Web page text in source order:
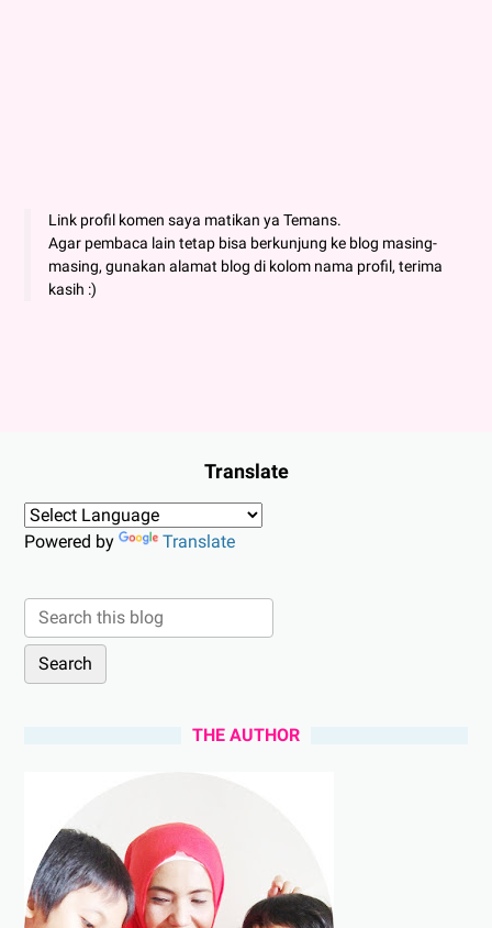
Link profil komen saya matikan ya Temans.
Agar pembaca lain tetap bisa berkunjung ke blog masing-
masing, gunakan alamat blog di kolom nama profil, terima
kasih :)
Translate
Powered by Translate
THE AUTHOR